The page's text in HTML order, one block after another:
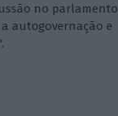
no parlamento
autogovernação e